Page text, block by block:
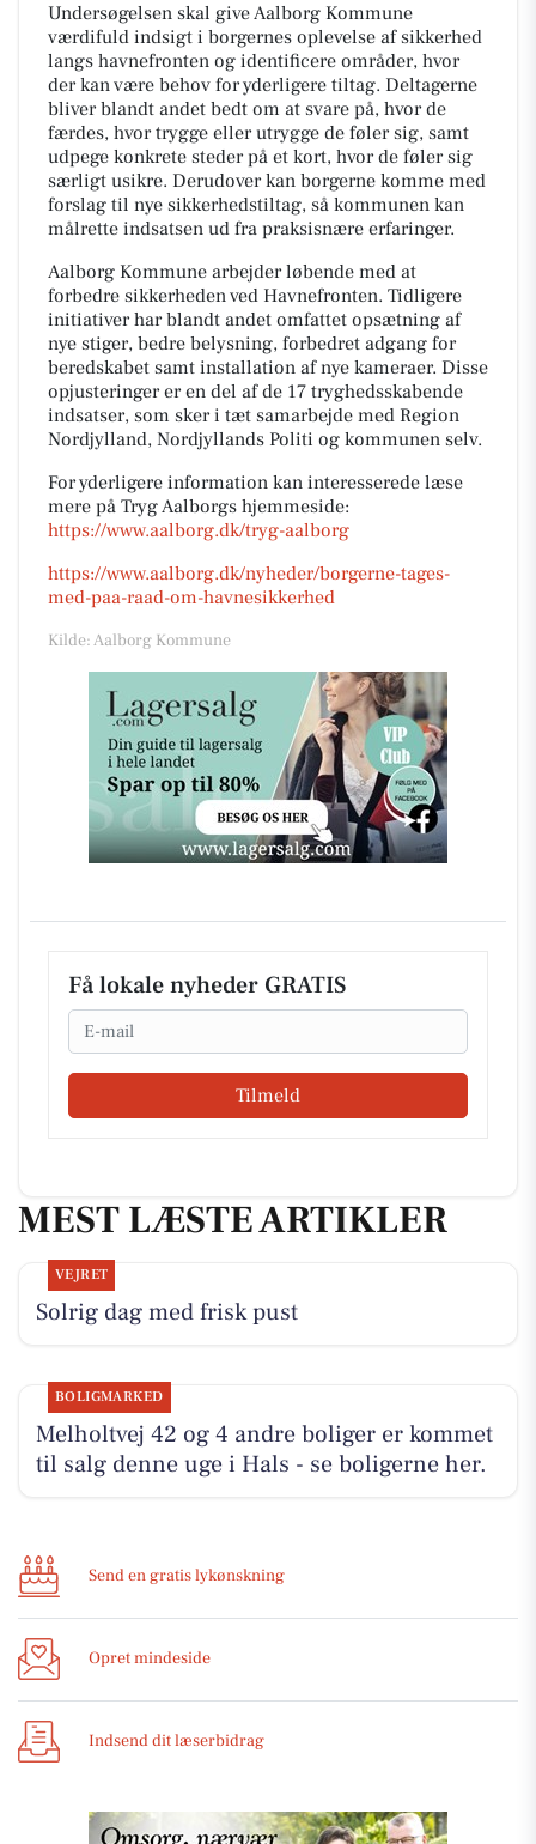
Undersøgelsen skal give Aalborg Kommune
værdifuld indsigt i borgernes oplevelse af sikkerhed
langs havnefronten og identificere områder, hvor
der kan være behov for yderligere tiltag. Deltagerne
bliver blandt andet bedt om at svare på, hvor de
færdes, hvor trygge eller utrygge de føler sig, samt
udpege konkrete steder på et kort, hvor de føler sig
særligt usikre. Derudover kan borgerne komme med
forslag til nye sikkerhedstiltag, så kommunen kan
målrette indsatsen ud fra praksisnære erfaringer.
Aalborg Kommune arbejder løbende med at
forbedre sikkerheden ved Havnefronten. Tidligere
initiativer har blandt andet omfattet opsætning af
nye stiger, bedre belysning, forbedret adgang for
beredskabet samt installation af nye kameraer. Disse
opjusteringer er en del af de 17 tryghedsskabende
indsatser, som sker i tæt samarbejde med Region
Nordjylland, Nordjyllands Politi og kommunen selv.
For yderligere information kan interesserede læse
mere på Tryg Aalborgs hjemmeside:
https://www.aalborg.dk/tryg-aalborg
https://www.aalborg.dk/nyheder/borgerne-tages-
med-paa-raad-om-havnesikkerhed
Kilde: Aalborg Kommune
Få lokale nyheder GRATIS
Email
Tilmeld
MEST LÆSTE ARTIKLER
VEJRET
Solrig dag med frisk pust
BOLIGMARKED
Melholtvej 42 og 4 andre boliger er kommet
til salg denne uge i Hals - se boligerne her.
Send en gratis lykønskning
Opret mindeside
Indsend dit læserbidrag